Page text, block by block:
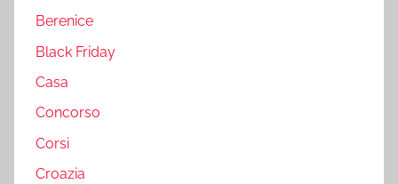
Berenice
Black Friday
Casa
Concorso
Corsi
Croazia